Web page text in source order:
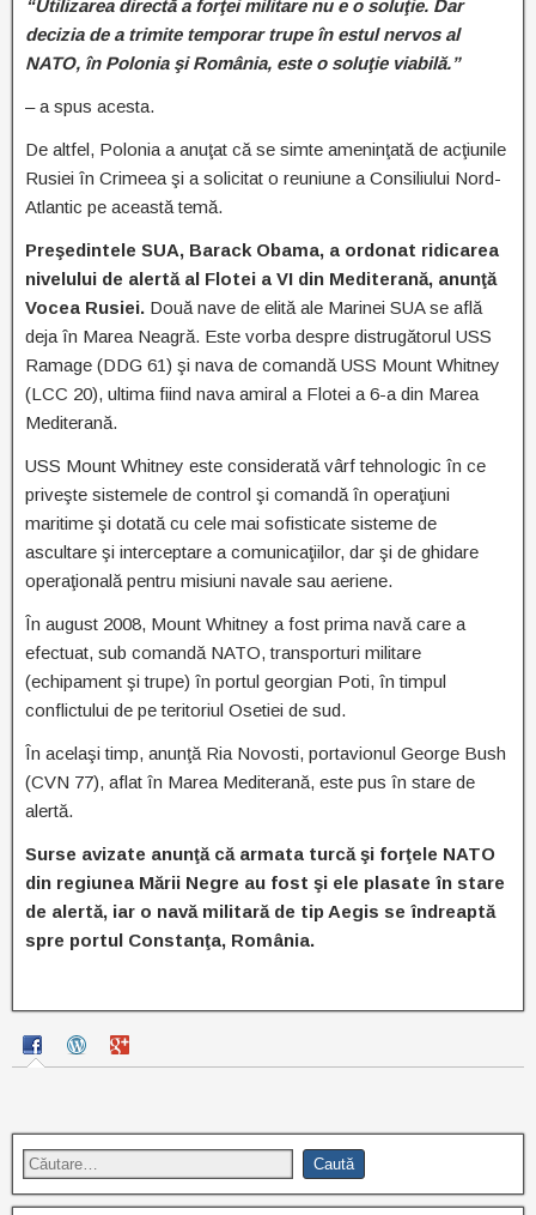
“Utilizarea directă a forţei militare nu e o soluţie. Dar
decizia de a trimite temporar trupe în estul nervos al
NATO, în Polonia şi România, este o soluţie viabilă.”
– a spus acesta.
De altfel, Polonia a anuţat că se simte ameninţată de acţiunile
Rusiei în Crimeea şi a solicitat o reuniune a Consiliului Nord-
Atlantic pe această temă.
Preşedintele SUA, Barack Obama, a ordonat ridicarea
nivelului de alertă al Flotei a VI din Mediterană, anunţă
Vocea Rusiei. Două nave de elită ale Marinei SUA se află
deja în Marea Neagră. Este vorba despre distrugătorul USS
Ramage (DDG 61) şi nava de comandă USS Mount Whitney
(LCC 20), ultima fiind nava amiral a Flotei a 6-a din Marea
Mediterană.
USS Mount Whitney este considerată vârf tehnologic în ce
priveşte sistemele de control şi comandă în operaţiuni
maritime şi dotată cu cele mai sofisticate sisteme de
ascultare şi interceptare a comunicaţiilor, dar şi de ghidare
operaţională pentru misiuni navale sau aeriene.
În august 2008, Mount Whitney a fost prima navă care a
efectuat, sub comandă NATO, transporturi militare
(echipament şi trupe) în portul georgian Poti, în timpul
conflictului de pe teritoriul Osetiei de sud.
În acelaşi timp, anunţă Ria Novosti, portavionul George Bush
(CVN 77), aflat în Marea Mediterană, este pus în stare de
alertă.
Surse avizate anunţă că armata turcă şi forţele NATO
din regiunea Mării Negre au fost şi ele plasate în stare
de alertă, iar o navă militară de tip Aegis se îndreaptă
spre portul Constanţa, România.